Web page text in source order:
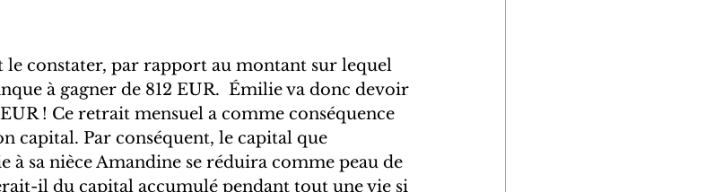
le constater, par rapport au montant sur lequel
à gagner de 812 EUR.  Émilie va donc devoir
! Ce retrait mensuel a comme conséquence
capital. Par conséquent, le capital que
sa nièce Amandine se réduira comme peau de
il du capital accumulé pendant tout une vie si